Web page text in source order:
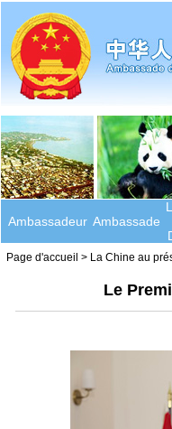
Ambassadeur Ambassade
Page d'accueil > La Chine au
Le